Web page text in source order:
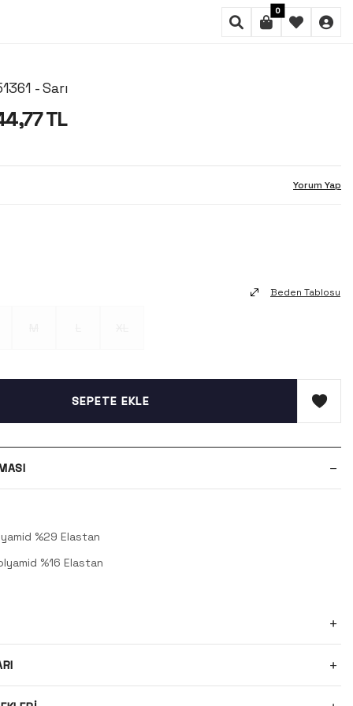
0
- Sarı
TL
Yorum Yap
Beden Tablosu
SEPETE EKLE
%29 Elastan
%16 Elastan